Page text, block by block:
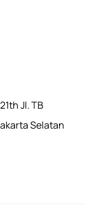
Jl. TB
Selatan